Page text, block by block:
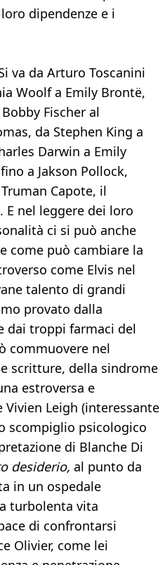
dipendenze e i
va da Arturo Toscanini
Woolf a Emily Brontë,
Fischer al
da Stephen King a
Darwin a Emily
a Jakson Pollock,
Capote, il
E nel leggere dei loro
ci si può anche
come può cambiare la
come Elvis nel
talento di grandi
provato dalla
dai troppi farmaci del
commuovere nel
scritture, della sindrome
estroversa e
Leigh (interessante
scompiglio psicologico
di Blanche Di
desiderio, al punto da
in un ospedale
turbolenta vita
di confrontarsi
Olivier, come lei